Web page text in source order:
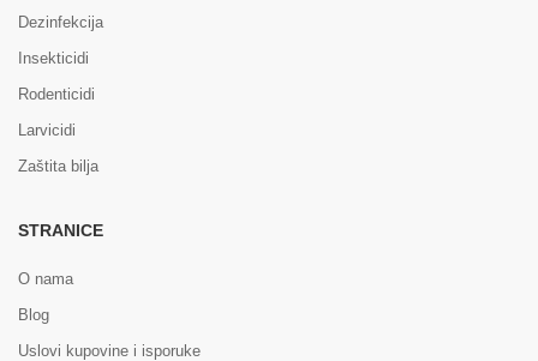
Dezinfekcija
Insekticidi
Rodenticidi
Larvicidi
Zaštita bilja
STRANICE
O nama
Blog
Uslovi kupovine i isporuke